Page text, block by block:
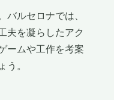
ルセロナでは、
夫を凝らしたアク
ームや工作を考案
。